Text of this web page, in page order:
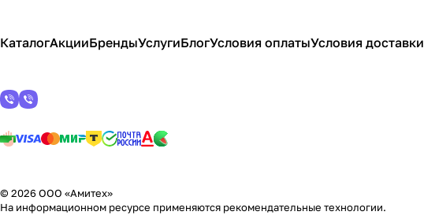
КаталогАкцииБрендыУслугиБлогУсловия оплатыУсловия доставки
© 2026 ООО «Амитех»
На информационном ресурсе применяются рекомендательные технологии.